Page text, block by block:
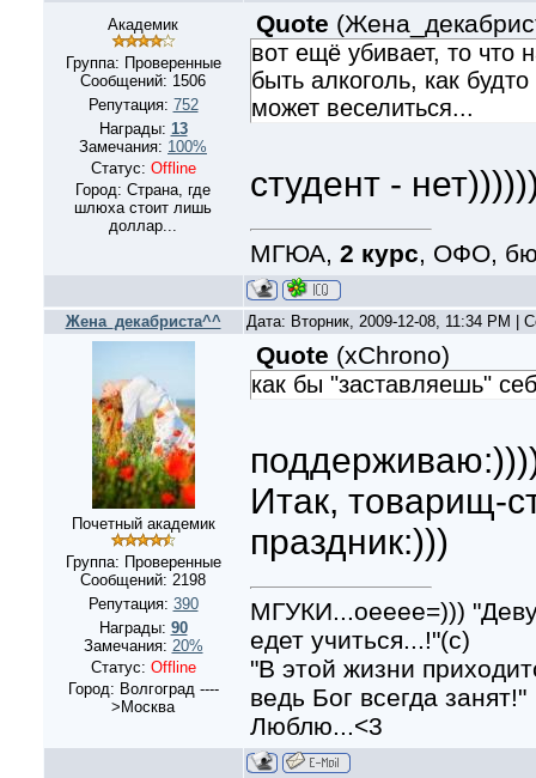
Академик
Группа: Проверенные
Сообщений: 1506
Репутация: 752
Награды: 13
Замечания: 100%
Статус: Offline
Город: Страна, где
шлюха стоит лишь
доллар...
Quote (
вот ещё убивает, то что
быть алкоголь, как
может веселиться...
студент -
МГЮА, 2 курс, ОФО,
Жена_декабриста^^ Дата: Вторник, 2009-12-08, 11:34 PM |
Почетный академик
Группа: Проверенные
Сообщений: 2198
Репутация: 390
Награды: 90
Замечания: 20%
Статус: Offline
Город: Волгоград ----
>Москва
Quote (xChrono)
как бы "заставляешь"
Итак, товарищ-
праздник:)))
МГУКИ...оееее=)))
едет учиться...!"(с)
"В этой жизни
ведь Бог всегда занят!"
Люблю...<3